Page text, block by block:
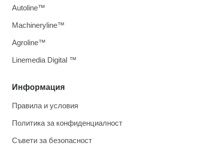
Информация
Правила и условия
Политика за конфиденциалност
Съвети за безопасност
Autoline™
Machineryline™
Agroline™
Linemedia Digital ™